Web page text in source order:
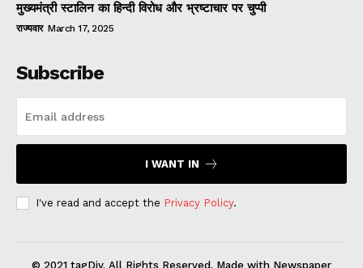
मुख्यमंत्री स्टालिन का हिन्दी विरोध और भ्रष्टाचार पर चुप्पी
राज्यवार March 17, 2025
Subscribe
I WANT IN
I've read and accept the Privacy Policy.
© 2021 tagDiv. All Rights Reserved. Made with Newspaper